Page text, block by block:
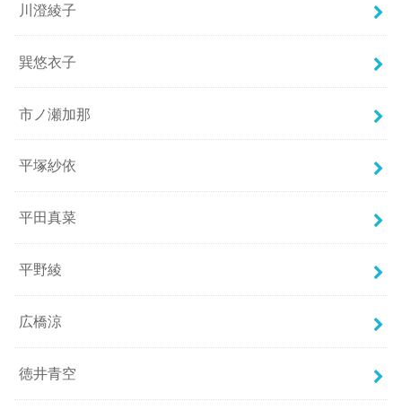
川澄綾子
巽悠衣子
市ノ瀬加那
平塚紗依
平田真菜
平野綾
広橋涼
徳井青空